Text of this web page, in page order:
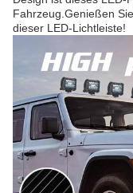
Fahrzeug.Genießen
dieser LED-Lichtleiste!